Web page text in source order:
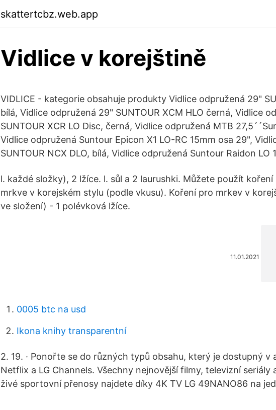
skattertcbz.web.app
Vidlice v korejštině
VIDLICE - kategorie obsahuje produkty Vidlice odpružená 29"
bílá, Vidlice odpružená 29" SUNTOUR XCM HLO černá, Vidlice
SUNTOUR XCR LO Disc, černá, Vidlice odpružená MTB
Vidlice odpružená Suntour Epicon X1 LO-RC 15mm osa 29",
SUNTOUR NCX DLO, bílá, Vidlice odpružená Suntour Raidon LO
l. každé složky), 2 lžíce. l. sůl a 2 laurushki. Můžete použít
mrkve v korejském stylu (podle vkusu). Koření pro mrkev v
ve složení) - 1 polévková lžíce.
11.01.2021
0005 btc na usd
Ikona knihy transparentní
2. 19. · Ponořte se do různých typů obsahu, který je dostupný v
Netflix a LG Channels. Všechny nejnovější filmy, televizní seriály
živé sportovní přenosy najdete díky 4K TV LG 49NANO86 na